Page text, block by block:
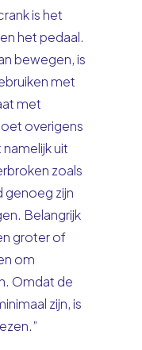
is het
het pedaal.
bewegen, is
met
met
overigens
uit
zoals
genoeg zijn
Belangrijk
groter of
om
Omdat de
zijn, is